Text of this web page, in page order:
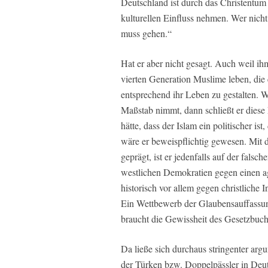
kulturellen Einfluss nehmen. Wer
muss gehen.“
Hat er aber nicht gesagt. Auch weil
vierten Generation Muslime leben,
entsprechend ihr Leben zu gestalten.
Maßstab nimmt, dann schließt er
hätte, dass der Islam ein politischer
wäre er beweispflichtig gewesen. Mit
geprägt, ist er jedenfalls auf der
westlichen Demokratien gegen einen
historisch vor allem gegen christliche
Ein Wettbewerb der
braucht die Gewissheit des
Da ließe sich durchaus stringenter
der Türken bzw. Doppelpässler in